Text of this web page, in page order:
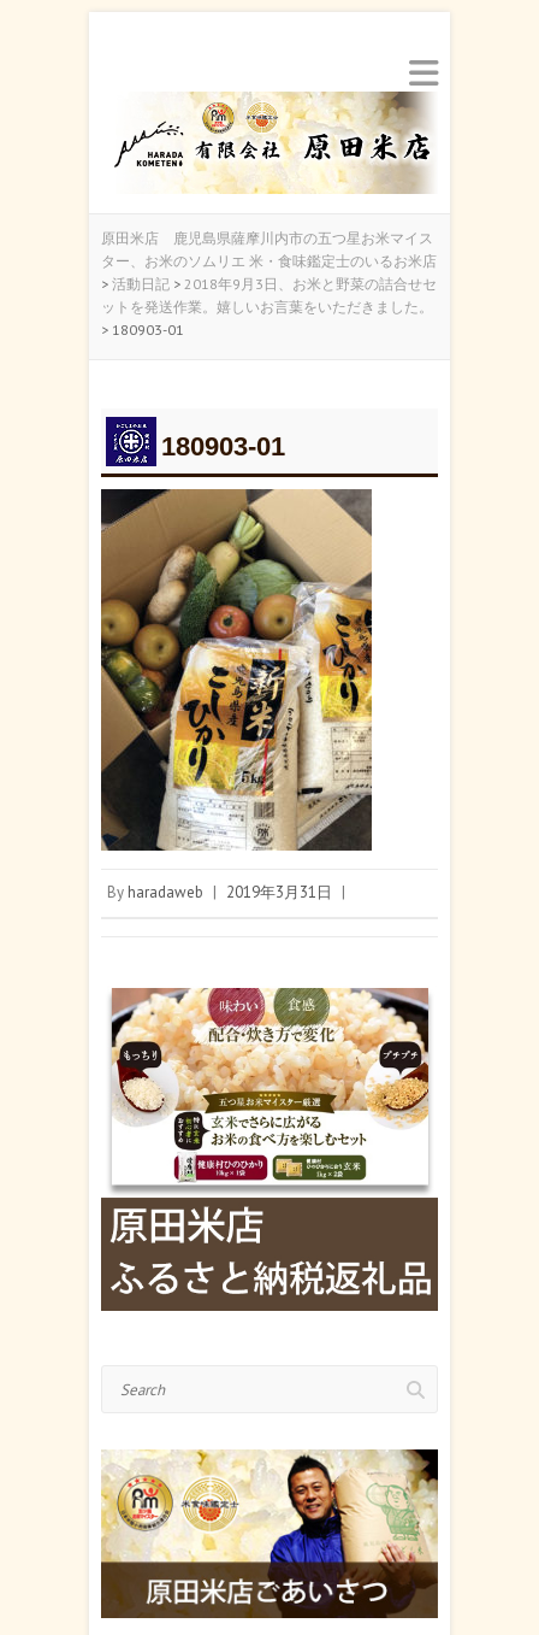
原田米店 鹿児島県薩摩川内市の五つ星お米マイス
ター、お米のソムリエ 米・食味鑑定士のいるお米店
> 活動日記 > 2018年9月3日、お米と野菜の詰合せセ
ットを発送作業。嬉しいお言葉をいただきました。
> 180903-01
180903-01
By haradaweb | 2019年3月31日 |